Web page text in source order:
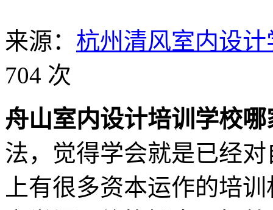
来源： 杭州清风室内设计
704 次
舟山室内设计培训学校哪
法，觉得学会就是已经
上有很多资本运作的培